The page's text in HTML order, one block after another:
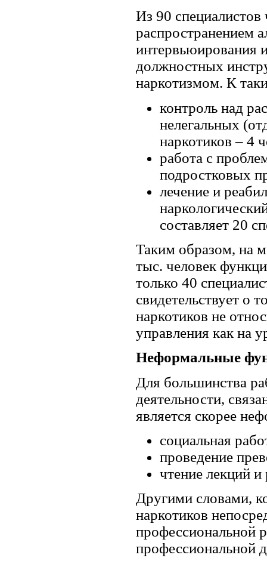
Из 90
распространением
интервьюирования
должностных
наркотизмом. К
контроль над
нелегальных
наркотиков – 4
работа с
подростковых
лечение и
составляет 20
Таким образом, на
тыс. человек
только 40
свидетельствует о
наркотиков не
управления как на
Неформальные
Для большинства
деятельности,
является скорее
социальная
проведение
чтение лекций и
Другими словами,
наркотиков
профессиональной
профессиональной